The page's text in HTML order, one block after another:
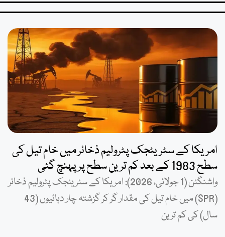
امریکا کے سٹریٹجک پٹرولیم ذخائر میں خام تیل کی
سطح 1983 کے بعد کم ترین سطح پر پہنچ گئی
واشنگٹن (1 جولائی، 2026): امریکا کے سٹریٹجک پٹرولیم ذخائر
(SPR) میں خام تیل کی مقدار گر کر گزشتہ چار دہائیوں (43
سال) کی کم ترین